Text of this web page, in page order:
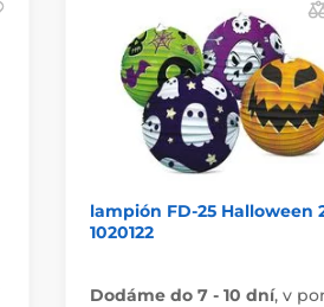
lampión FD-25 Halloween
1020122
Dodáme do 7 - 10 dní, v